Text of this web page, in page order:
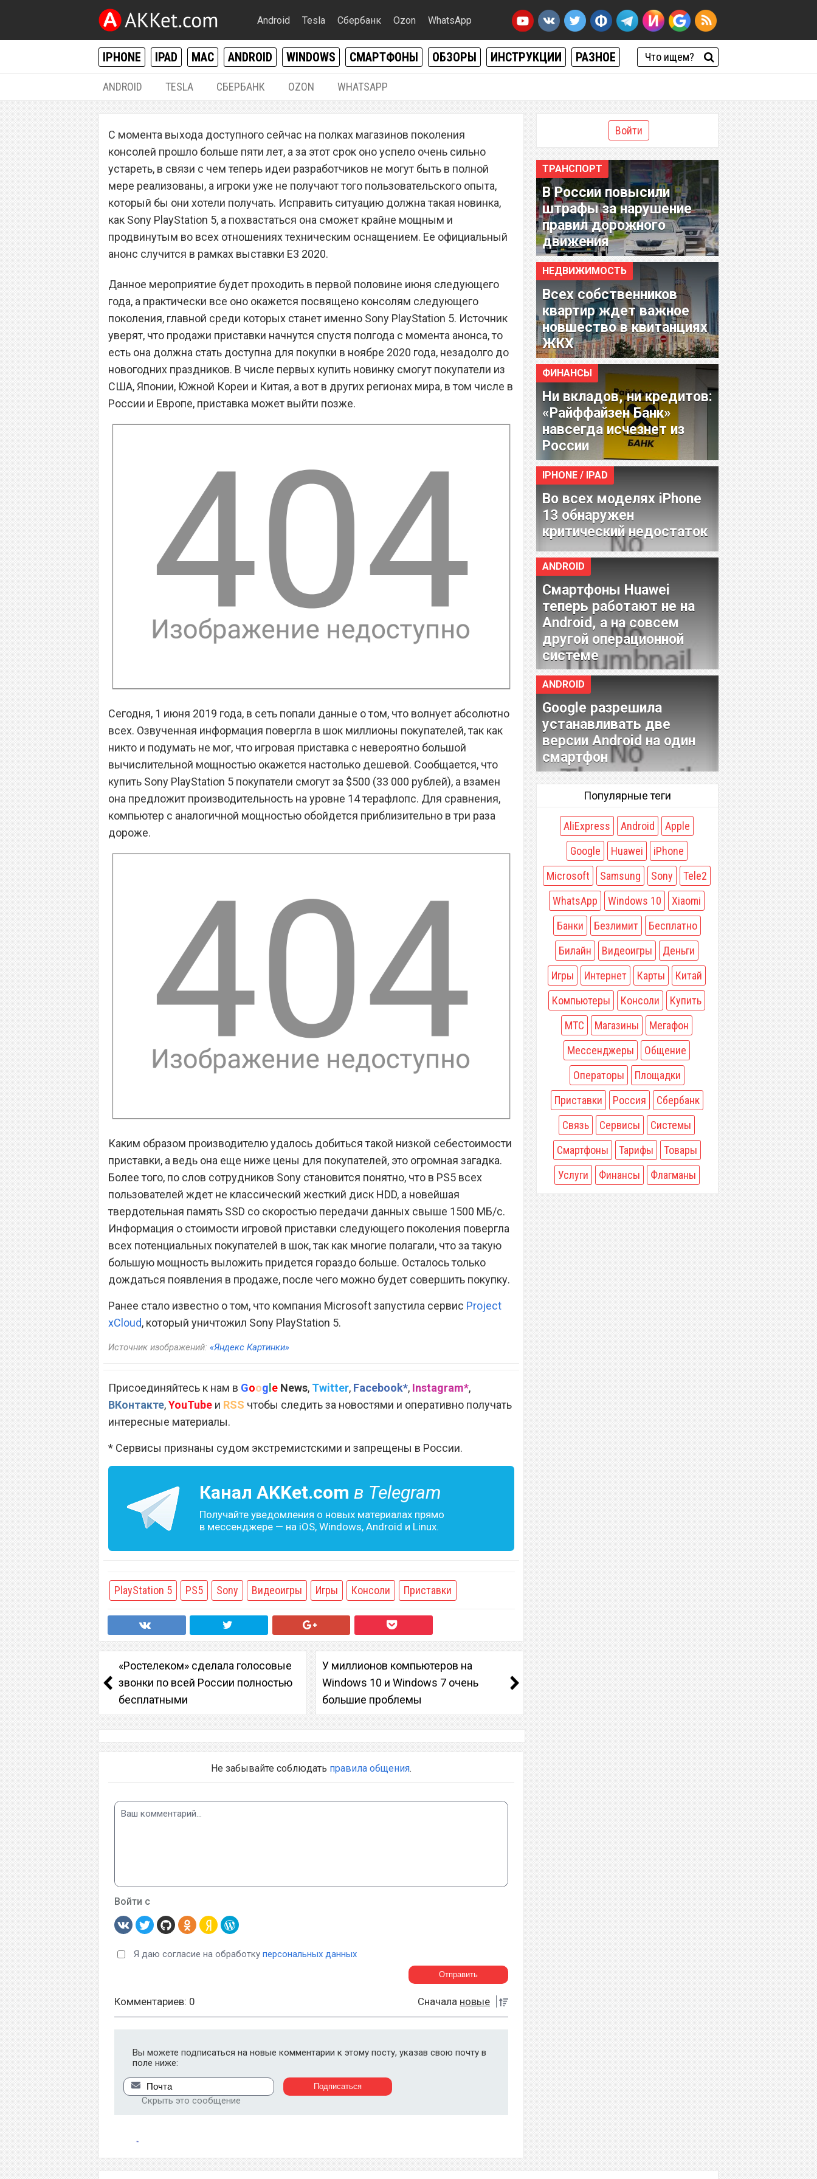
Android Tesla Сбербанк Ozon WhatsApp
IPHONE IPAD MAC ANDROID WINDOWS СМАРТФОНЫ ОБЗОРЫ ИНСТРУКЦИИ РАЗНОЕ
ANDROID TESLA СБЕРБАНК OZON WHATSAPP
Sony PlayStation 5 повергла в шок
миллионы покупателей
С момента выхода доступного сейчас на полках магазинов поколения
консолей прошло больше пяти лет, а за этот срок оно успело очень сильно
устареть, в связи с чем теперь идеи разработчиков не могут быть в полной
мере реализованы, а игроки уже не получают того пользовательского опыта,
который бы они хотели получать. Исправить ситуацию должна такая новинка,
как Sony PlayStation 5, а похвастаться она сможет крайне мощным и
продвинутым во всех отношениях техническим оснащением. Ее официальный
анонс случится в рамках выставки E3 2020.
Данное мероприятие будет проходить в первой половине июня следующего
года, а практически все оно окажется посвящено консолям следующего
поколения, главной среди которых станет именно Sony PlayStation 5. Источник
уверят, что продажи приставки начнутся спустя полгода с момента анонса, то
есть она должна стать доступна для покупки в ноябре 2020 года, незадолго до
новогодних праздников. В числе первых купить новинку смогут покупатели из
США, Японии, Южной Кореи и Китая, а вот в других регионах мира, в том числе в
России и Европе, приставка может выйти позже.
Сегодня, 1 июня 2019 года, в сеть попали данные о том, что волнует абсолютно
всех. Озвученная информация повергла в шок миллионы покупателей, так как
никто и подумать не мог, что игровая приставка с невероятно большой
вычислительной мощностью окажется настолько дешевой. Сообщается, что
купить Sony PlayStation 5 покупатели смогут за $500 (33 000 рублей), а взамен
она предложит производительность на уровне 14 терафлопс. Для сравнения,
компьютер с аналогичной мощностью обойдется приблизительно в три раза
дороже.
Каким образом производителю удалось добиться такой низкой себестоимости
приставки, а ведь она еще ниже цены для покупателей, это огромная загадка.
Более того, по слов сотрудников Sony становится понятно, что в PS5 всех
пользователей ждет не классический жесткий диск HDD, а новейшая
твердотельная память SSD со скоростью передачи данных свыше 1500 МБ/с.
Информация о стоимости игровой приставки следующего поколения повергла
всех потенциальных покупателей в шок, так как многие полагали, что за такую
большую мощность выложить придется гораздо больше. Осталось только
дождаться появления в продаже, после чего можно будет совершить покупку.
Ранее стало известно о том, что компания Microsoft запустила сервис Project
xCloud, который уничтожил Sony PlayStation 5.
Источник изображений: «Яндекс Картинки»
Присоединяйтесь к нам в Google News, Twitter, Facebook*, Instagram*,
ВКонтакте,YouTube и RSS чтобы следить за новостями и оперативно получать
интересные материалы.
* Сервисы признаны судом экстремистскими и запрещены в России.
Канал AKKet.com в Telegram
Получайте уведомления о новых материалах прямо
в мессенджере — на iOS, Windows, Android и Linux.
PlayStation 5 PS5 Sony Видеоигры Игры Консоли Приставки
«Ростелеком» сделала голосовые
звонки по всей России полностью
бесплатными
У миллионов компьютеров на
Windows 10 и Windows 7 очень
большие проблемы
Не забывайте соблюдать правила общения.
Войти с
Я даю согласие на обработку персональных данных
Комментариев: 0 Сначала новые
Вы можете подписаться на новые комментарии к этому посту, указав свою почту в
поле ниже:
Скрыть это сообщение
Войти
ТРАНСПОРТ
В России повысили
штрафы за нарушение
правил дорожного
движения
НЕДВИЖИМОСТЬ
Всех собственников
квартир ждет важное
новшество в квитанциях
ЖКХ
ФИНАНСЫ
Ни вкладов, ни кредитов:
«Райффайзен Банк»
навсегда исчезнет из
России
IPHONE / IPAD
Во всех моделях iPhone
13 обнаружен
критический недостаток
ANDROID
Смартфоны Huawei
теперь работают не на
Android, а на совсем
другой операционной
системе
ANDROID
Google разрешила
устанавливать две
версии Android на один
смартфон
Популярные теги
AliExpress Android
Apple
Google
Huawei
iPhone
Microsoft
Samsung Sony
Tele2
WhatsApp
Windows 10
Xiaomi
Банки
Безлимит
Бесплатно
Билайн
Видеоигры
Деньги
Игры
Интернет Карты
Китай
Компьютеры
Консоли
Купить
МТС
Магазины
Мегафон
Мессенджеры
Общение
Операторы
Площадки
Приставки
Россия
Сбербанк
Связь
Сервисы
Системы
Смартфоны
Тарифы
Товары
Услуги
Финансы Флагманы